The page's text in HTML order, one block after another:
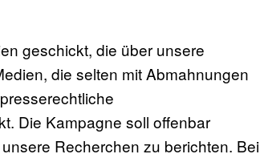
geschickt, die über unsere
die selten mit Abmahnungen
Die Kampagne soll offenbar
Recherchen zu berichten. Bei